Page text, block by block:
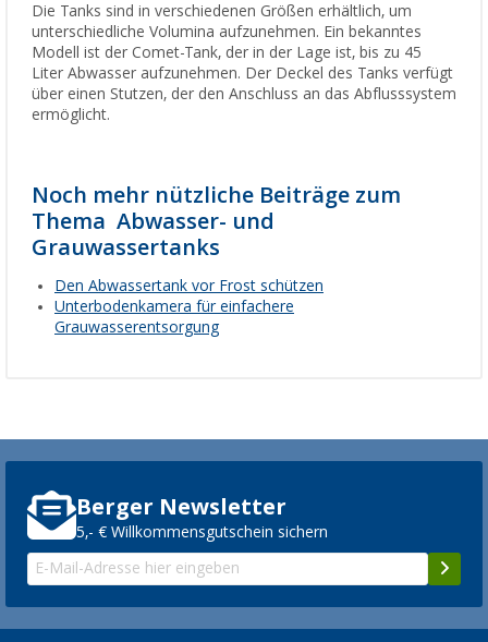
Die Tanks sind in verschiedenen Größen erhältlich, um
unterschiedliche Volumina aufzunehmen. Ein bekanntes
Modell ist der Comet-Tank, der in der Lage ist, bis zu 45
Liter Abwasser aufzunehmen. Der Deckel des Tanks verfügt
über einen Stutzen, der den Anschluss an das Abflusssystem
ermöglicht.
Noch mehr nützliche Beiträge zum
Thema Abwasser- und
Grauwassertanks
Den Abwassertank vor Frost schützen
Unterbodenkamera für einfachere
Grauwasserentsorgung
Berger Newsletter
5,- € Willkommensgutschein sichern